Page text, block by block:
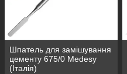
Шпатель для замішування
цементу 675/0 Medesy
(Італія)